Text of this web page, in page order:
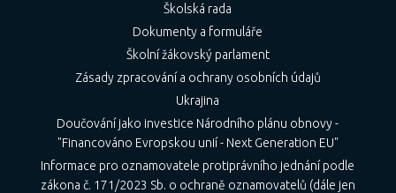
Školská rada
Dokumenty a formuláře
Školní žákovský parlament
Zásady zpracování a ochrany osobních údajů
Ukrajina
Doučování jako investice Národního plánu obnovy -
"Financováno Evropskou unií - Next Generation EU"
Informace pro oznamovatele protiprávního jednání podle
zákona č. 171/2023 Sb. o ochraně oznamovatelů (dále jen